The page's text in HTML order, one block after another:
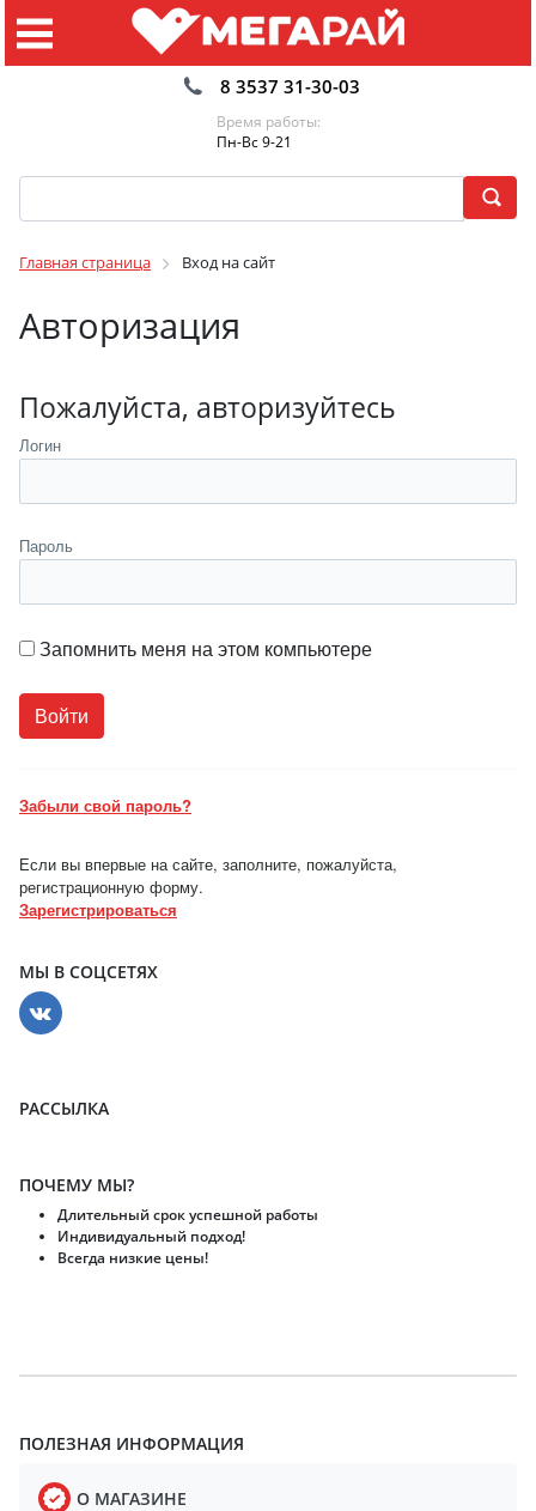
8 3537 31-30-03
Время работы:
Пн-Вс 9-21
Главная страница Вход на сайт
Авторизация
Пожалуйста, авторизуйтесь
Логин
Пароль
Запомнить меня на этом компьютере
Забыли свой пароль?
Если вы впервые на сайте, заполните, пожалуйста,
регистрационную форму.
Зарегистрироваться
МЫ В СОЦСЕТЯХ
РАССЫЛКА
ПОЧЕМУ МЫ?
Длительный срок успешной работы
Индивидуальный подход!
Всегда низкие цены!
ПОЛЕЗНАЯ ИНФОРМАЦИЯ
О МАГАЗИНЕ